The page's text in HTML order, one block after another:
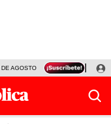
DE AGOSTO TINKA RESULTADOS